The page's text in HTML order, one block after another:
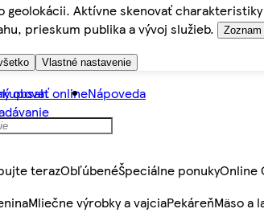
geolokácii. Aktívne skenovať
prieskum publika a vývoj služieb.
Zoznam
Vlastné nastavenie
obsah onlineNápoveda
terazObľúbenéŠpeciálne ponukyOnline
Mliečne výrobky a vajciaPekáreňMäso a